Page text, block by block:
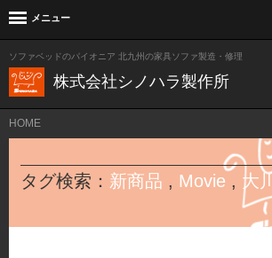
株式会社シノハラ製作所
ソファベッドのパイオニア 北九州の家具ソファ製造・修理
メニュー
HOME
タグ検索： 新商品 , Movie , 大川